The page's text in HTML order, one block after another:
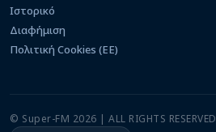
Ιστορικό
Διαφήμιση
Πολιτική Cookies (ΕΕ)
© Super-FM 2026 | ALL RIGHTS RESERVED